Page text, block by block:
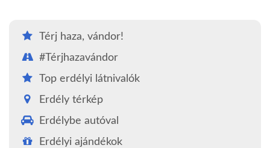
Térj haza, vándor!
#Térjhazavándor
Top erdélyi látnivalók
Erdély térkép
Erdélybe autóval
Erdélyi ajándékok